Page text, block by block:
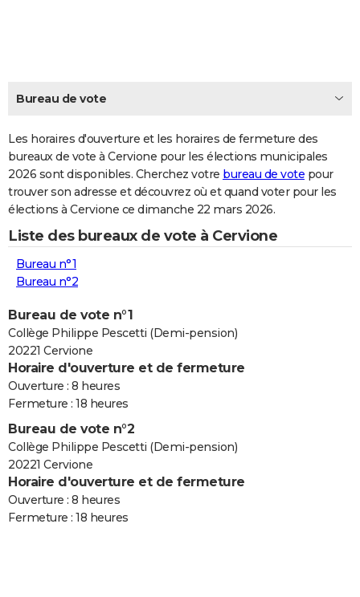
Carte de Noël
Carte Bonne année
Carte Saint-Valentin
Carte Pâques
Carte d'anniversaire
DICTIONNAIRE
Dictionnaire
Biographies
Citations
Expressions
Proverbes
PROGRAMME TV
COPAINS D'AVANT
S'inscrire
Se connecter
Lycées
Collèges
Primaires
Universités
Entreprises
Service militaire
Avis de recherche
AVIS DE DÉCÈS
FORUM
Bricolage
Lifestyle
Culture
Sport
Auto
Television
Voyage
Cinema
Bureau de vote
Les horaires d'ouverture et les horaires de fermeture des
bureaux de vote à Cervione pour les élections municipales
2026 sont disponibles. Cherchez votre bureau de vote pour
trouver son adresse et découvrez où et quand voter pour les
élections à Cervione ce dimanche 22 mars 2026.
Liste des bureaux de vote à Cervione
Bureau n°1
Bureau n°2
Bureau de vote n°1
Collège Philippe Pescetti (Demi-pension)
20221 Cervione
Horaire d'ouverture et de fermeture
Ouverture : 8 heures
Fermeture : 18 heures
Bureau de vote n°2
Collège Philippe Pescetti (Demi-pension)
20221 Cervione
Horaire d'ouverture et de fermeture
Ouverture : 8 heures
Fermeture : 18 heures